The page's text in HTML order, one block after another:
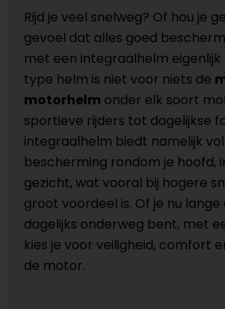
Rijd je veel snelweg? Of hou je
gevoel dat alles goed
met een integraalhelm eigenlijk
type helm is niet voor niets de
motorhelm onder elk soort
sportieve rijders tot dagelijkse
integraalhelm biedt namelijk
bescherming rondom je hoofd,
gezicht, wat vooral bij hogere
groot voordeel is. Of je nu
dagelijks onderweg bent, met
kies je voor veiligheid, comfort
de motor.